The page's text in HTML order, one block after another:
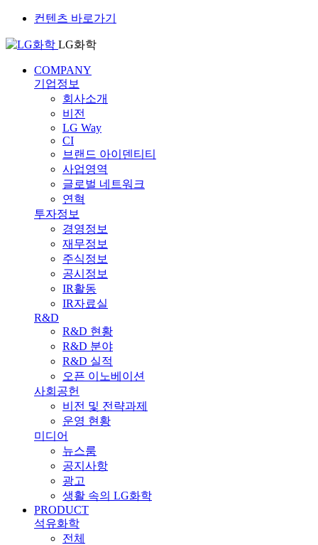
컨텐츠 바로가기
LG화학
COMPANY
기업정보
회사소개
비전
LG Way
CI
브랜드 아이덴티티
사업영역
글로벌 네트워크
연혁
투자정보
경영정보
재무정보
주식정보
공시정보
IR활동
IR자료실
R&D
R&D 현황
R&D 분야
R&D 실적
오픈 이노베이션
사회공헌
비전 및 전략과제
운영 현황
미디어
뉴스룸
공지사항
광고
생활 속의 LG화학
PRODUCT
석유화학
전체